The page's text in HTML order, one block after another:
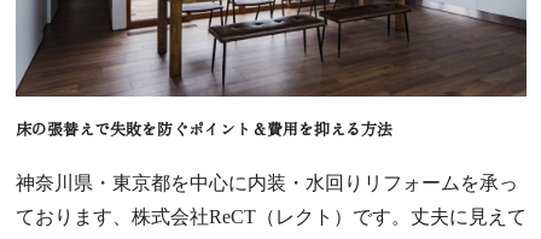
床の張替えで失敗を防ぐポイント＆費用を抑える方法
神奈川県・東京都を中心に内装・水回りリフォームを承っ
ております、株式会社ReCT（レクト）です。丈夫に見えて